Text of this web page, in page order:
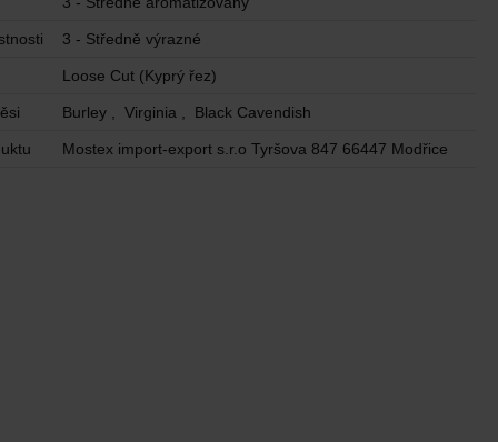
3 - Středně výrazné
Loose Cut (Kyprý řez)
Burley , Virginia , Black Cavendish
Mostex import-export s.r.o Tyršova 847 66447 Modřice